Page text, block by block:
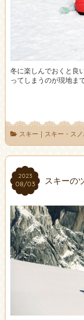
冬に楽しんでおくと良
ってしまうのが現地ま
スキー | スキー・ス
2023
08/03
2023
08/03 スキーの